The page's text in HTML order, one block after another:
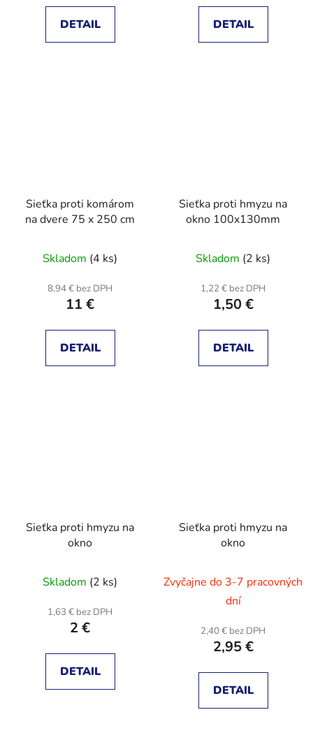
DETAIL DETAIL
Sieťka proti komárom
na dvere 75 x 250 cm
Skladom (4 ks)
8,94 € bez DPH
11 €
DETAIL
Sieťka proti hmyzu na
okno 100x130mm
Skladom (2 ks)
1,22 € bez DPH
1,50 €
DETAIL
Sieťka proti hmyzu na
okno
Skladom (2 ks)
1,63 € bez DPH
2 €
DETAIL
Sieťka proti hmyzu na
okno
Zvyčajne do 3-7 pracovných
dní
2,40 € bez DPH
2,95 €
DETAIL